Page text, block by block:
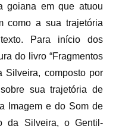
goiana em que atuou
como a sua trajetória
Para início dos
do livro “Fragmentos
Silveira, composto por
sua trajetória de
Imagem e do Som de
da Silveira, o Gentil-